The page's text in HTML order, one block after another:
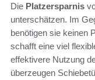
Die Platzersparnis
unterschätzen. Im
benötigen sie keinen
schafft eine viel
effektivere Nutzung
überzeugen